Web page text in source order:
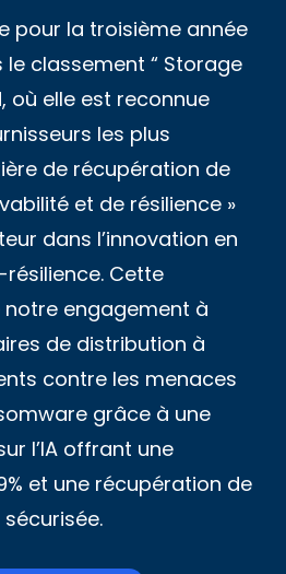
pour la troisième année
classement “ Storage
où elle est reconnue
les plus
de récupération de
et de résilience »
dans l’innovation en
Cette
engagement à
de distribution à
contre les menaces
grâce à une
l’IA offrant une
et une récupération de